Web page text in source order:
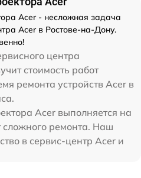
Acer - несложная задача
Acer в Ростове-на-Дону.
центра
стоимость работ
ремонта устройств Acer в
Acer выполняется на
сложного ремонта. Наш
в сервис-центр Acer и